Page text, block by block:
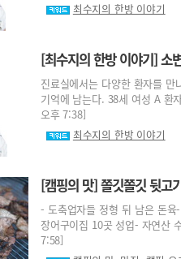
최수지의 한방 이야기
[최수지의 한방 이야기] 소
진료실에서는 다양한 환자를
기억에 남는다. 38세 여성 A
오후 7:38]
최수지의 한방 이야기
[캠핑의 맛] 쫄깃쫄깃 뒷고
- 도축업자들 정형 뒤 남은 돈육
장어구이집 10곳 성업- 자연산
7:58]